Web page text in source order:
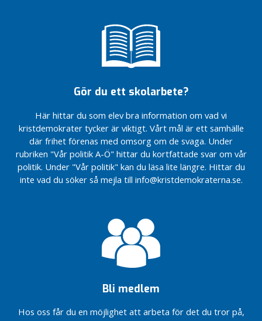
Gör du ett skolarbete?
Här hittar du som elev bra information om vad vi
kristdemokrater tycker är viktigt. Vårt mål är ett samhälle
där frihet förenas med omsorg om de svaga. Under
rubriken "Vår politik A-Ö" hittar du kortfattade svar om vår
politik. Under "Vår politik" kan du läsa lite längre. Hittar du
inte vad du söker så mejla till info@kristdemokraterna.se.
Bli medlem
Hos oss får du en möjlighet att arbeta för det du tror på,